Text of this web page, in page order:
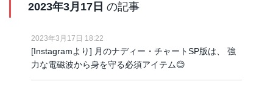
2023年3月17日 の記事
2023年3月17日 18:22
[Instagramより] 月のナディー・チャートSP版は、 強
力な電磁波から身を守る必須アイテム😊